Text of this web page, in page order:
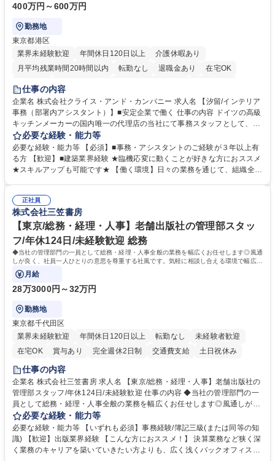
400万円～600万円
勤務地
東京都港区
業界未経験歓迎
年間休日120日以上
介護休暇あり
月平均残業時間20時間以内
転勤なし 退職金あり
在宅OK
育休あり
完全週休2日制
駅近5分以内
土日祝休み
仕事の内容
企業名 株式会社クライス・アンド・カンパニー 求人名 【汐留/インテリア
事務（部署内アシスタント）】■安定企業で働く 仕事の内容 ドイツの高級
キッチンメーカーの国内唯一の代理店の当社にて事務スタッフとして、部
署内の事務業務全般をお任せいたします。 裁量を持って働いていただける
ため、スキルアップも可能です。 【部署内の事務業務全般】 ■サンプルの
仕分け・整理 ■電話応対 ■書類作成（会議資料、お客様宛請求書、支払書
類を取りまとめて経理へ提出等） ■ショールームアテンド・運営・予約業
インテリア事務（部署内アシスタント）】■安定企業で働く
必要な経験・能力等
必要な経験・能力等 【必須】■事務・アシスタントのご経験が３年以上有
る方 【歓迎】■建築業界経験 ★臨機応変に動くことが好きな方におススメ
★スキルアップも可能です★ 【働く環境】日々の業務を通じて、組織全体
ームとの協力や新しいアイデアを活かす場もあり、やりがいを感じながら
働けます。 【歓迎】 ■インテリアの業界のご経験が有る方■PCの作業に慣
れている方 学歴・資格 学歴：大学院 大学 高専 短大 専修学校 語学力： 資
格：
正社員
株式会社三笠書房
【東京/総務・経理・人事】老舗出版社の管理部スタッ
フ/年休124日/未経験歓迎 総務
◆当社の管理部門の一員として総務・経理・人事全般の業務を幅広くお任せします◎風通
しが良く、社員一人ひとりの意思を尊重する社風です。気軽に相談し合える環境で幅広い
バックオフィス業務を習得いただきます。
月給
28万3000円～32万円
勤務地
東京都千代田区
業界未経験歓迎
年間休日120日以上 転勤なし
未経験者歓迎
在宅OK
賞与あり 完全週休2日制 交通費支給 土日祝休み
仕事の内容
企業名 株式会社三笠書房 求人名 【東京/総務・経理・人事】老舗出版社の
管理部スタッフ/年休124日/未経験歓迎 仕事の内容 ◆当社の管理部門の一
員として総務・経理・人事全般の業務を幅広くお任せします◎風通しが良
く、社員一人ひとりの意思を尊重する社風です。気軽に相談し合える環境
で幅広いバックオフィス業務を習得いただきます。 具体的には■総務：備
品補充、採用に関するスケジュール調整など■経理；経費精算、入出金管
理、提示支払業務、問い合わせ対応など。 社員とのコミュニケーションを
必要な経験・能力等
必要な経験・能力等 【いずれも必須】事務経験/簿記三級(または同等の知
識) 【歓迎】出版業界経験 【こんな方におススメ！】 決算業務など狭く深
く業務のキャリアを築いていきたい方よりも、広く浅くバックオフィスの